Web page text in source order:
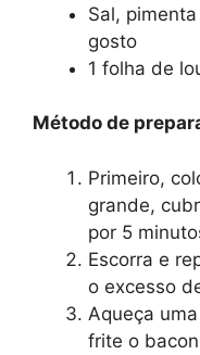
Sal,
gosto
1 folha de
Método de
Primeiro,
grande,
por 5
Escorra e
o excesso
Aqueça
frite o